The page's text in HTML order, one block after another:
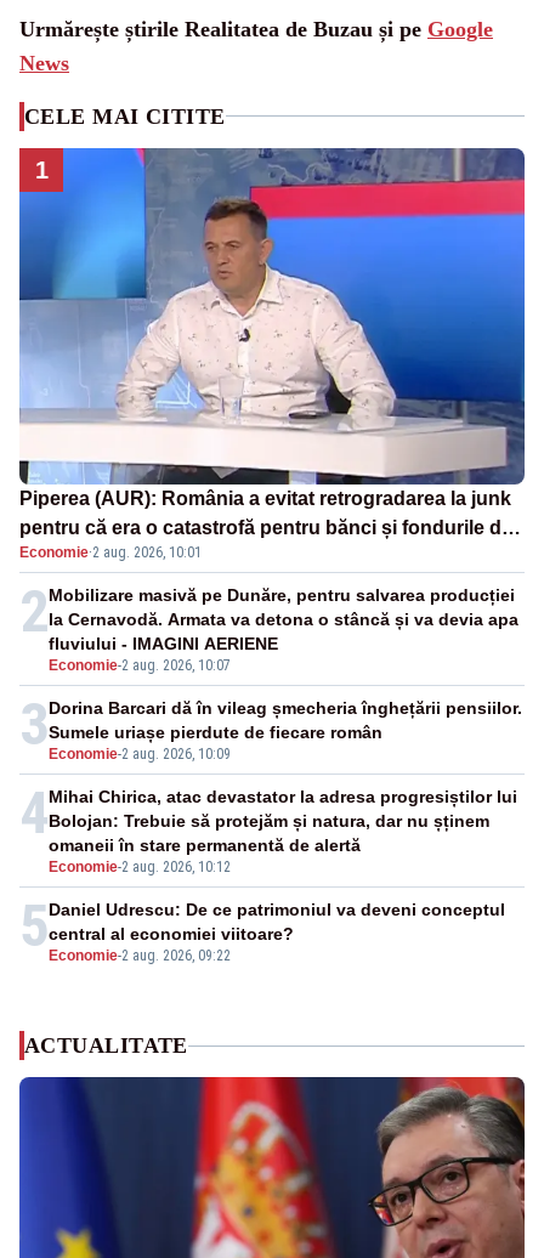
Urmărește știrile Realitatea de Buzau și pe Google
News
CELE MAI CITITE
1
Piperea (AUR): România a evitat retrogradarea la junk
pentru că era o catastrofă pentru bănci și fondurile de
pensii
Economie·2 aug. 2026, 10:01
2
Economie-2 aug. 2026, 10:07
Mobilizare masivă pe Dunăre, pentru salvarea producției
la Cernavodă. Armata va detona o stâncă și va devia apa
fluviului - IMAGINI AERIENE
3 Economie-2 aug. 2026, 10:09
Dorina Barcari dă în vileag șmecheria înghețării pensiilor.
Sumele uriașe pierdute de fiecare român
4
Economie-2 aug. 2026, 10:12
Mihai Chirica, atac devastator la adresa progresiștilor lui
Bolojan: Trebuie să protejăm și natura, dar nu șținem
omaneii în stare permanentă de alertă
5 Economie-2 aug. 2026, 09:22
Daniel Udrescu: De ce patrimoniul va deveni conceptul
central al economiei viitoare?
ACTUALITATE